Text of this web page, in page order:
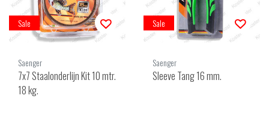
Sale
Saenger
7x7 Staalonderlijn Kit 10 mtr.
18 kg.
Sale
Saenger
Sleeve Tang 16 mm.